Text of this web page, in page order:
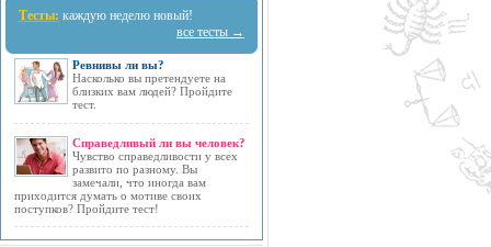
Тесты: каждую неделю новый!
все тесты →
Ревнивы ли вы?
Насколько вы претендуете на
близких вам людей? Пройдите
тест.
Справедливый ли вы человек?
Чувство справедливости у всех
развито по разному. Вы
замечали, что иногда вам
приходится думать о мотиве своих
поступков? Пройдите тест!